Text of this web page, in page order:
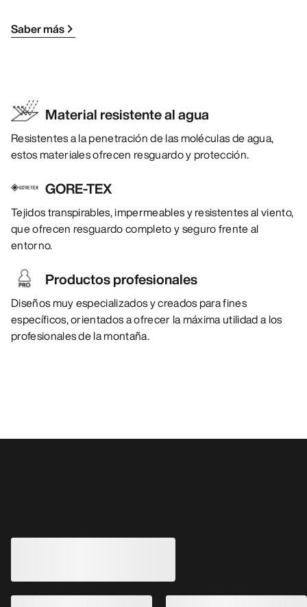
Saber más
Material resistente al agua
Resistentes a la penetración de las moléculas de agua,
estos materiales ofrecen resguardo y protección.
GORE-TEX
Tejidos transpirables, impermeables y resistentes al viento,
que ofrecen resguardo completo y seguro frente al
entorno.
Productos profesionales
Diseños muy especializados y creados para fines
específicos, orientados a ofrecer la máxima utilidad a los
profesionales de la montaña.
Pantalón de peto en GORE-TEX PRO
para guías de esquí y pisteros
para guías de